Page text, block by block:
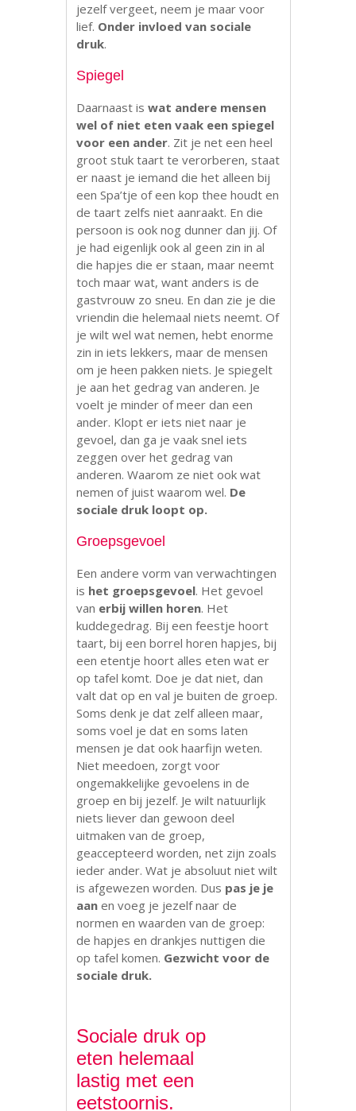
jezelf vergeet, neem je maar voor
lief. Onder invloed van sociale
druk.
Spiegel
Daarnaast iswat andere mensen
wel of niet eten vaak een spiegel
voor een ander. Zit je net een heel
groot stuk taart te verorberen, staat
er naast je iemand die het alleen bij
een Spa’tje of een kop thee houdt en
de taart zelfs niet aanraakt. En die
persoon is ook nog dunner dan jij. Of
je had eigenlijk ook al geen zin in al
die hapjes die er staan, maar neemt
toch maar wat, want anders is de
gastvrouw zo sneu. En dan zie je die
vriendin die helemaal niets neemt. Of
je wilt wel wat nemen, hebt enorme
zin in iets lekkers, maar de mensen
om je heen pakken niets. Je spiegelt
je aan het gedrag van anderen. Je
voelt je minder of meer dan een
ander. Klopt er iets niet naar je
gevoel, dan ga je vaak snel iets
zeggen over het gedrag van
anderen. Waarom ze niet ook wat
nemen of juist waarom wel. De
sociale druk loopt op.
Groepsgevoel
Een andere vorm van verwachtingen
is het groepsgevoel. Het gevoel
van erbij willen horen. Het
kuddegedrag. Bij een feestje hoort
taart, bij een borrel horen hapjes, bij
een etentje hoort alles eten wat er
op tafel komt. Doe je dat niet, dan
valt dat op en val je buiten de groep.
Soms denk je dat zelf alleen maar,
soms voel je dat en soms laten
mensen je dat ook haarfijn weten.
Niet meedoen, zorgt voor
ongemakkelijke gevoelens in de
groep en bij jezelf. Je wilt natuurlijk
niets liever dan gewoon deel
uitmaken van de groep,
geaccepteerd worden, net zijn zoals
ieder ander. Wat je absoluut niet wilt
is afgewezen worden. Dus pas je je
aan en voeg je jezelf naar de
normen en waarden van de groep:
de hapjes en drankjes nuttigen die
op tafel komen. Gezwicht voor de
sociale druk.
Sociale druk op
eten helemaal
lastig met een
eetstoornis.